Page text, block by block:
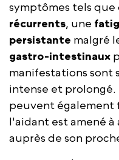
symptômes tels que
récurrents, une
persistante malgré
gastro-intestinaux
manifestations sont
intense et prolongé.
peuvent également
l'aidant est amené
auprès de son